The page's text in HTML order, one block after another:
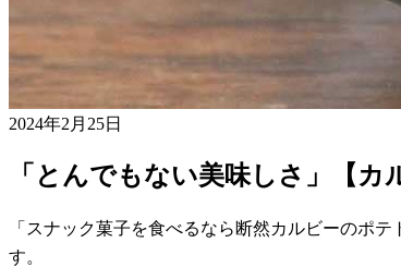
2024年2月25日
「とんでもない美味しさ」【
「スナック菓子を食べるなら断然カルビーのポ
す。